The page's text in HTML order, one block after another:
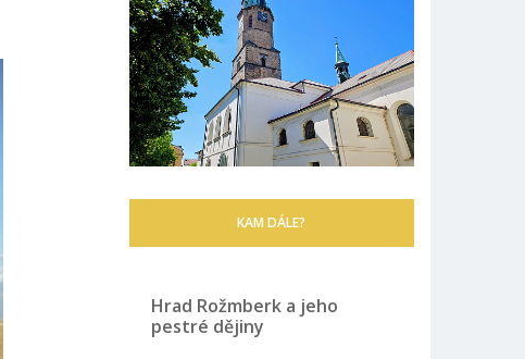
KAM DÁLE?
Hrad Rožmberk a jeho
pestré dějiny